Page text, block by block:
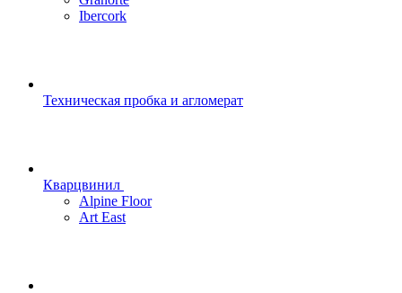
Ibercork
Техническая пробка и агломерат
Кварцвинил
Alpine Floor
Art East